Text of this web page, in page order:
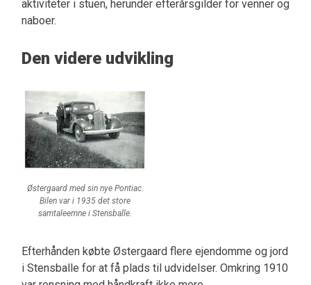
aktiviteter i stuen, herunder efterårsgilder for venner og
naboer.
Den videre udvikling
Østergaard med sin nye Pontiac.
Bilen var i 1935 det store
samtaleemne i Stensballe.
Efterhånden købte Østergaard flere ejendomme og jord
i Stensballe for at få plads til udvidelser. Omkring 1910